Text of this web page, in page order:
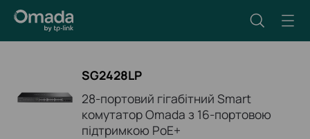
SG2428LP
28-портовий гігабітний Smart
комутатор Omada з 16-портовою
підтримкою PoE+